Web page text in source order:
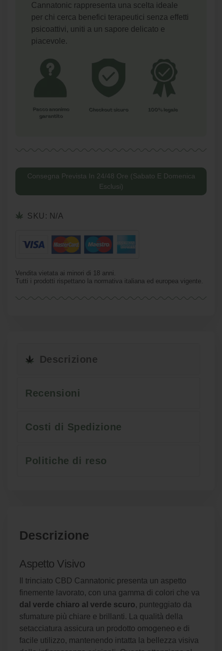
Cannatonic rappresenta una scelta ideale
per chi cerca benefici terapeutici senza effetti
psicoattivi, uniti a un sapore delicato e
piacevole.
Consegna Prevista In 24/48 Ore (Sabato E Domenica
Esclusi)
SKU: N/A
Vendita vietata ai minori di 18 anni.
Tutti i prodotti rispettano la normativa italiana ed europea vigente.
Descrizione
Recensioni
Costi di Spedizione
Politiche di reso
Descrizione
Aspetto Visivo
Il trinciato CBD Cannatonic presenta un aspetto
finemente lavorato, con una gamma di colori che va
dal verde chiaro al verde scuro, punteggiato da
sfumature più chiare e brillanti. La qualità della
setacciatura assicura un prodotto omogeneo e di
facile utilizzo, mantenendo intatta la bellezza visiva